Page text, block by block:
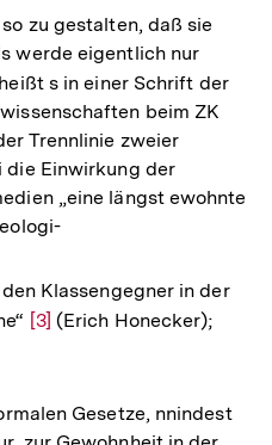
zu gestalten, daß sie
werde eigentlich nur
heißt s in einer Schrift der
beim ZK
Trennlinie zweier
Einwirkung der
„eine längst ewohnte
Klassengegner in der
Zur
Fußnote
[3] (Erich Honecker);
Gesetze, nnindest